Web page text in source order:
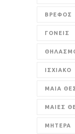
ΒΡΕΦΟΣ
ΓΟΝΕΙΣ
ΙΣΧΙΑΚΟ
ΜΑΙΑ
ΜΑΙΕΣ
ΜΗΤΕΡΑ